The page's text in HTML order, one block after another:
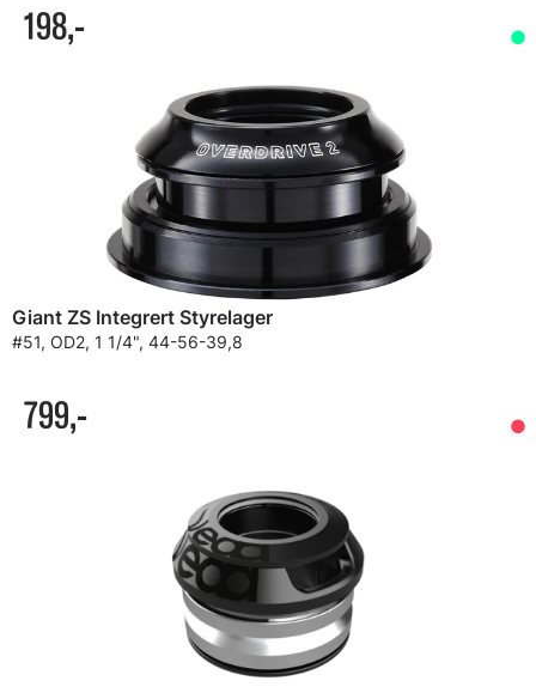
198,-
Giant ZS Integrert Styrelager
#51, OD2, 1 1/4", 44-56-39,8
799,-